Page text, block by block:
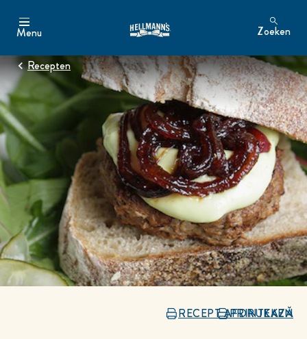
Menu Zoeken
Zoeken
Recepten
PRINTEAZĂ
RECEPT AFDRUKKEN